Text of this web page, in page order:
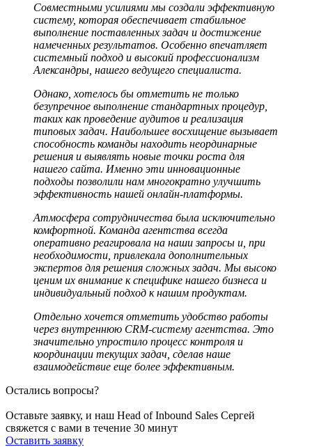
Совместными усилиями мы создали эффективную
систему, которая обеспечивает стабильное
выполнение поставленных задач и достижение
намеченных результатов. Особенно впечатляет
системный подход и высокий профессионализм
Александры, нашего ведущего специалиста.
Однако, хотелось бы отметить не только
безупречное выполнение стандартных процедур,
таких как проведение аудитов и реализация
типовых задач. Наибольшее восхищение вызывает
способность команды находить неординарные
решения и выявлять новые точки роста для
нашего сайта. Именно эти инновационные
подходы позволили нам многократно улучшить
эффективность нашей онлайн-платформы.
Атмосфера сотрудничества была исключительно
комфортной. Команда агентства всегда
оперативно реагировала на наши запросы и, при
необходимости, привлекала дополнительных
экспертов для решения сложных задач. Мы высоко
ценим их внимание к специфике нашего бизнеса и
индивидуальный подход к нашим продуктам.
Отдельно хочется отметить удобство работы
через внутреннюю CRM-систему агентства. Это
значительно упростило процесс контроля и
координации текущих задач, сделав наше
взаимодействие еще более эффективным.
Остались вопросы?
Оставьте заявку, и наш Head of Inbound Sales Сергей
свяжется с вами в течение 30 минут
Оставить заявку